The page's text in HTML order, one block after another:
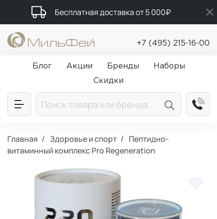
Бесплатная доставка от 5 000₽
Промокод ПРИВЕТ
Подарки в каждый заказ от 5 000₽
+7 (495) 215-16-00
Блог Акции Бренды
Наборы
Скидки
Главная Здоровье и спорт
Пептидно-
витаминный комплекс Pro Regeneration